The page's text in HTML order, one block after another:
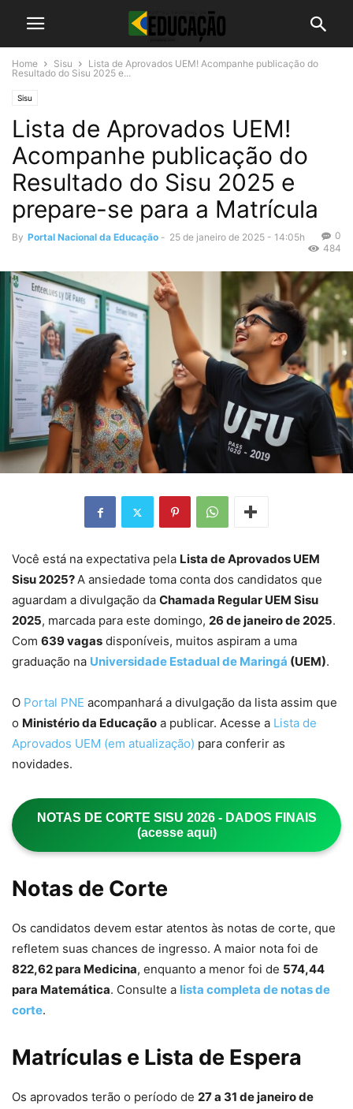
Home Sisu
Lista de Aprovados UEM! Acompanhe publicação do
Resultado do Sisu 2025 e...
Sisu
Lista de Aprovados UEM!
Acompanhe publicação do
Resultado do Sisu 2025 e
prepare-se para a Matrícula
By Portal Nacional da Educação - 25 de janeiro de 2025 - 14:05h
0
484
Você está na expectativa pela Lista de Aprovados UEM
Sisu 2025?A ansiedade toma conta dos candidatos que
aguardam a divulgação da Chamada Regular UEM Sisu
2025, marcada para este domingo, 26 de janeiro de 2025.
Com 639 vagas disponíveis, muitos aspiram a uma
graduação na Universidade Estadual de Maringá (UEM).
O Portal PNE acompanhará a divulgação da lista assim que
o Ministério da Educação a publicar. Acesse a Lista de
Aprovados UEM (em atualização) para conferir as
novidades.
NOTAS DE CORTE SISU 2026 - DADOS FINAIS
(acesse aqui)
Notas de Corte
Os candidatos devem estar atentos às notas de corte, que
refletem suas chances de ingresso. A maior nota foi de
822,62 para Medicina, enquanto a menor foi de 574,44
para Matemática. Consulte a lista completa de notas de
corte.
Matrículas e Lista de Espera
Os aprovados terão o período de 27 a 31 de janeiro de